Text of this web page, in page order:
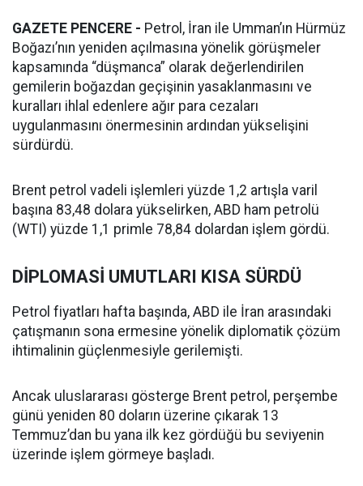
GAZETE PENCERE - Petrol, İran ile Umman’ın Hürmüz
Boğazı’nın yeniden açılmasına yönelik görüşmeler
kapsamında “düşmanca” olarak değerlendirilen
gemilerin boğazdan geçişinin yasaklanmasını ve
kuralları ihlal edenlere ağır para cezaları
uygulanmasını önermesinin ardından yükselişini
sürdürdü.
Brent petrol vadeli işlemleri yüzde 1,2 artışla varil
başına 83,48 dolara yükselirken, ABD ham petrolü
(WTI) yüzde 1,1 primle 78,84 dolardan işlem gördü.
DİPLOMASİ UMUTLARI KISA SÜRDÜ
Petrol fiyatları hafta başında, ABD ile İran arasındaki
çatışmanın sona ermesine yönelik diplomatik çözüm
ihtimalinin güçlenmesiyle gerilemişti.
Ancak uluslararası gösterge Brent petrol, perşembe
günü yeniden 80 doların üzerine çıkarak 13
Temmuz’dan bu yana ilk kez gördüğü bu seviyenin
üzerinde işlem görmeye başladı.